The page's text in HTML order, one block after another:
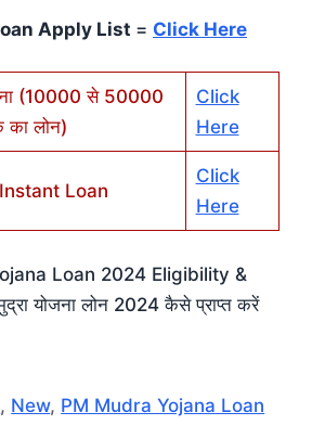
Apply List = Click Here
(10000 से 50000
का लोन)
Click
Here
Loan
Click
Here
Loan 2024 Eligibility &
योजना लोन 2024 कैसे प्राप्त करें
, New, PM Mudra Yojana Loan